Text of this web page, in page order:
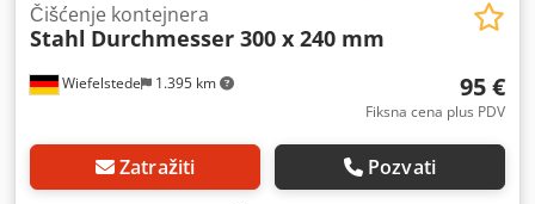
Wiefelstede 1.395 km
Čišćenje kontejnera
Stahl Durchmesser 300 x 240 mm
95 €
Fiksna cena plus PDV
Zatražiti Pozvati